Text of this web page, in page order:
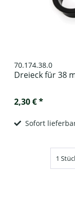
70.174.38.0
Dreieck für 38
2,30 € *
Sofort